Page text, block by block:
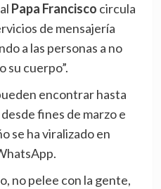
Papa Francisco circula
de mensajería
a las personas a no
su cuerpo”.
encontrar hasta
fines de marzo e
se ha viralizado en
no pelee con la gente,